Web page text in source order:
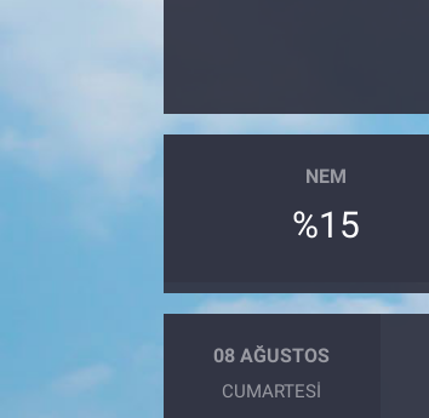
NEM
%15
08 AĞUSTOS
CUMARTESI